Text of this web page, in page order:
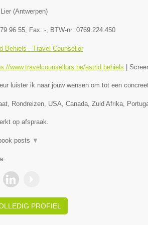
Lier(Antwerpen)
96 55, Fax: -, BTW-nr: 0769.224.450
Behiels - Travel Counsellor
www.travelcounsellors.be/astrid.behiels
luister ik naar jouw wensen om tot een
Rondreizen, USA, Canada, Zuid Afrika,
op afspraak.
posts ▼
PROFIEL